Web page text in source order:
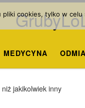
MEDYCYNA
jakikolwiek inny
cookies, tylko w